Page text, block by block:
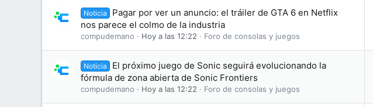
Noticia
Pagar por ver un anuncio: el tráiler de GTA 6 en Netflix
nos parece el colmo de la industria
compudemano Hoy a las 12:22 Foro de consolas y juegos
Noticia
El próximo juego de Sonic seguirá evolucionando la
fórmula de zona abierta de Sonic Frontiers
compudemano Hoy a las 12:22 Foro de consolas y juegos